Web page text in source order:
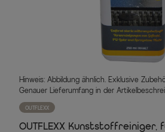
Hinweis: Abbildung ähnlich. Exklusive
Genauer Lieferumfang in der
OUTFLEXX
OUTFLEXX Kunststoffreiniger,